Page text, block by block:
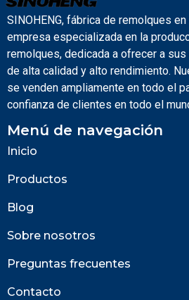
SINOHENG, fábrica de remolques en
empresa especializada en la
remolques, dedicada a ofrecer a
de alta calidad y alto rendimiento.
se venden ampliamente en todo el
confianza de clientes en todo el
Menú de navegación
Inicio
Productos
Blog
Sobre nosotros
Preguntas frecuentes
Contacto